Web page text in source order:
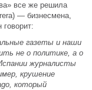
все же решила
— бизнесмена,
газеты и наши
не о политике, а о
журналисты
крушение
который